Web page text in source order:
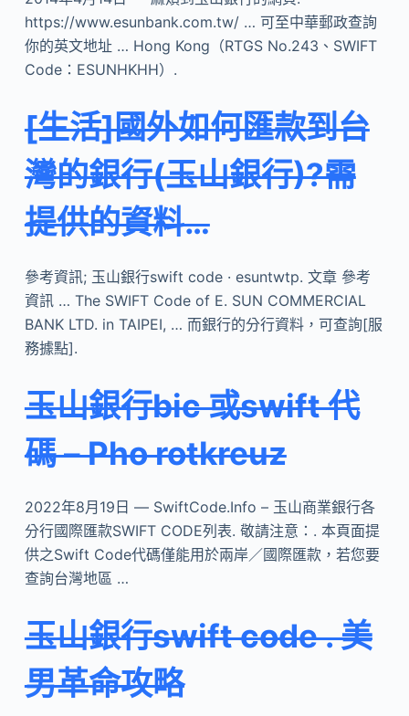
https://www.esunbank.com.tw/ … 可至中華郵政查詢
你的英文地址 … Hong Kong（RTGS No.243、SWIFT
Code：ESUNHKHH）.
[生活]國外如何匯款到台
灣的銀行(玉山銀行)?需
提供的資料…
參考資訊; 玉山銀行swift code · esuntwtp. 文章 參考
資訊 … The SWIFT Code of E. SUN COMMERCIAL
BANK LTD. in TAIPEI, … 而銀行的分行資料，可查詢[服
務據點].
玉山銀行bic 或swift 代
碼 – Pho rotkreuz
2022年8月19日 — SwiftCode.Info – 玉山商業銀行各
分行國際匯款SWIFT CODE列表. 敬請注意：. 本頁面提
供之Swift Code代碼僅能用於兩岸／國際匯款，若您要
查詢台灣地區 …
玉山銀行swift code . 美
男革命攻略